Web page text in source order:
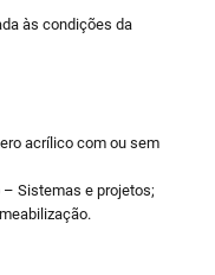
às condições da
acrílico com ou sem
Sistemas e projetos;